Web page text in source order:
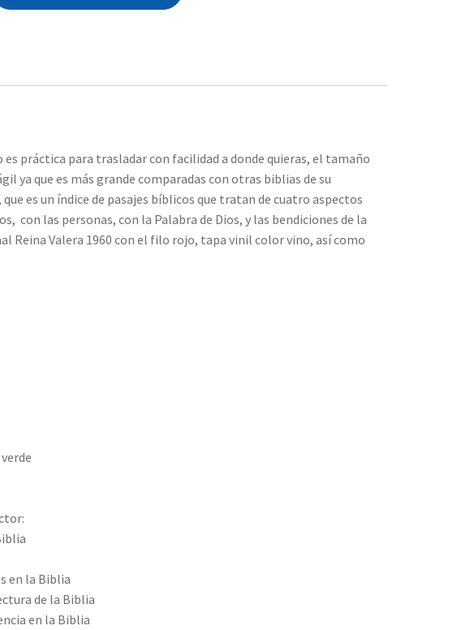
práctica para trasladar con facilidad a donde quieras, el tamaño
ya que es más grande comparadas con otras biblias de su
es un índice de pasajes bíblicos que tratan de cuatro aspectos
con las personas, con la Palabra de Dios, y las bendiciones de la
Reina Valera 1960 con el filo rojo, tapa vinil color vino, así como
en la Biblia
de la Biblia
en la Biblia